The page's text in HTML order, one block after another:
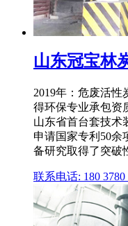
山东冠宝林
2019年：危废活性
得环保专业承包资
山东省首台套技术
申请国家专利50余
备研究取得了突破
联系电话: 180 3780